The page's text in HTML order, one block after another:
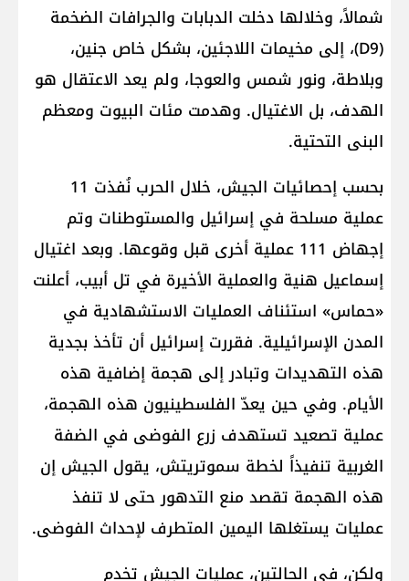
شمالاً، وخلالها دخلت الدبابات والجرافات الضخمة
(D9)، إلى مخيمات اللاجئين، بشكل خاص جنين،
وبلاطة، ونور شمس والعوجا، ولم يعد الاعتقال هو
الهدف، بل الاغتيال. وهدمت مئات البيوت ومعظم
البنى التحتية.
بحسب إحصائيات الجيش، خلال الحرب نُفذت 11
عملية مسلحة في إسرائيل والمستوطنات وتم
إجهاض 111 عملية أخرى قبل وقوعها. وبعد اغتيال
إسماعيل هنية والعملية الأخيرة في تل أبيب، أعلنت
«حماس» استئناف العمليات الاستشهادية في
المدن الإسرائيلية. فقررت إسرائيل أن تأخذ بجدية
هذه التهديدات وتبادر إلى هجمة إضافية هذه
الأيام. وفي حين يعدّ الفلسطينيون هذه الهجمة،
عملية تصعيد تستهدف زرع الفوضى في الضفة
الغربية تنفيذاً لخطة سموتريتش، يقول الجيش إن
هذه الهجمة تقصد منع التدهور حتى لا تنفذ
عمليات يستغلها اليمين المتطرف لإحداث الفوضى.
ولكن، في الحالتين، عمليات الجيش تخدم